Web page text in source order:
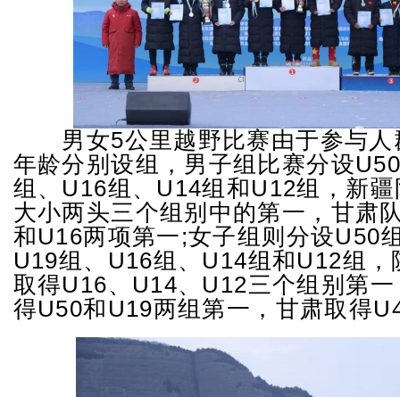
男女5公里越野比赛由于参与人
年龄分别设组，男子组比赛分设
组、U16组、U14组和U12组，新
大小两头三个组别中的第一，甘肃
和U16两项第一;女子组则分设U50
U19组、U16组、U14组和U12组，
取得U16、U14、U12三个组别第
得U50和U19两组第一，甘肃取得